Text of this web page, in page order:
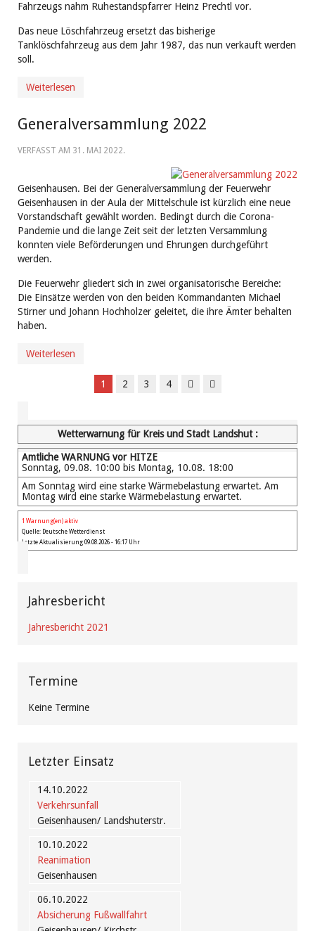
Fahrzeugs nahm Ruhestandspfarrer Heinz Prechtl vor.
Das neue Löschfahrzeug ersetzt das bisherige
Tanklöschfahrzeug aus dem Jahr 1987, das nun verkauft werden
soll.
Weiterlesen
Generalversammlung 2022
VERFASST AM 31. MAI 2022.
Geisenhausen. Bei der Generalversammlung der Feuerwehr
Geisenhausen in der Aula der Mittelschule ist kürzlich eine neue
Vorstandschaft gewählt worden. Bedingt durch die Corona-
Pandemie und die lange Zeit seit der letzten Versammlung
konnten viele Beförderungen und Ehrungen durchgeführt
werden.
Die Feuerwehr gliedert sich in zwei organisatorische Bereiche:
Die Einsätze werden von den beiden Kommandanten Michael
Stirner und Johann Hochholzer geleitet, die ihre Ämter behalten
haben.
Weiterlesen
1 2 3 4
Wetterwarnung für Kreis und Stadt Landshut :
Amtliche WARNUNG vor HITZE
Sonntag, 09.08. 10:00 bis Montag, 10.08. 18:00
Am Sonntag wird eine starke Wärmebelastung erwartet. Am
Montag wird eine starke Wärmebelastung erwartet.
1 Warnung(en) aktiv
Quelle: Deutsche Wetterdienst
Letzte Aktualisierung 09.08.2026 - 16:17 Uhr
Jahresbericht
Jahresbericht 2021
Termine
Keine Termine
Letzter Einsatz
14.10.2022
Verkehrsunfall
Geisenhausen/ Landshuterstr.
10.10.2022
Reanimation
Geisenhausen
06.10.2022
Absicherung Fußwallfahrt